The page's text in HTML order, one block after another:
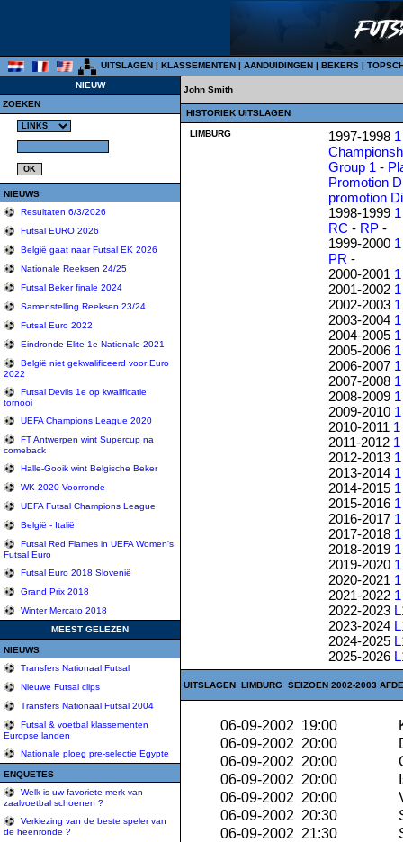
UITSLAGEN | KLASSEMENTEN | AANDUIDINGEN | BEKERS |
NIEUW
ZOEKEN
NIEUWS
Resultaten 6/3/2026
Futsal EURO 2026
België gaat naar Futsal EK 2026
Nationale Reeksen 24/25
Futsal Beker finale 2024
Samenstelling Reeksen 23/24
Futsal Euro 2022
Eindronde Elite 1e Nationale 2021
België niet gekwalificeerd voor Euro
2022
Futsal Devils 1e op kwalificatie
tornooi
UEFA Champions League 2020
FT Antwerpen wint Supercup na
comeback
Halle-Gooik wint Belgische Beker
WK 2020 Voorronde
UEFA Futsal Champions League
België - Italië
Futsal Red Flames in UEFA Women's
Futsal Euro
Futsal Euro 2018 Slovenië
Grand Prix 2018
Winter Mercato 2018
MEEST GELEZEN
NIEUWS
Transfers Nationaal Futsal
Nieuwe Futsal clips
Transfers Nationaal Futsal 2004
Futsal & voetbal klassementen
Europse landen
Nationale ploeg pre-selectie Egypte
ENQUETES
Welk is uw favoriete merk van
zaalvoetbal schoenen ?
Verkiezing van de beste speler van
de heenronde ?
John Smith
HISTORIEK UITSLAGEN
LIMBURG 1997-1998 1
Group 1 -
Promotion
promotion
1998-1999 1
RC - RP -
1999-2000 1
PR -
2000-2001 1
2001-2002 1
2002-2003 1
2003-2004 1
2004-2005 1
2005-2006 1
2006-2007 1
2007-2008 1
2008-2009 1
2009-2010 1
2010-2011 1
2011-2012 1
2012-2013 1
2013-2014 1
2014-2015 1
2015-2016 1
2016-2017 1
2017-2018 1
2018-2019 1
2019-2020 1
2020-2021 1
2021-2022 1
2022-2023
2023-2024
2024-2025
2025-2026
UITSLAGEN LIMBURG SEIZOEN 2002-2003
06-09-2002 19:00
06-09-2002 20:00
06-09-2002 20:00
06-09-2002 20:00
06-09-2002 20:00
06-09-2002 20:30
06-09-2002 21:30